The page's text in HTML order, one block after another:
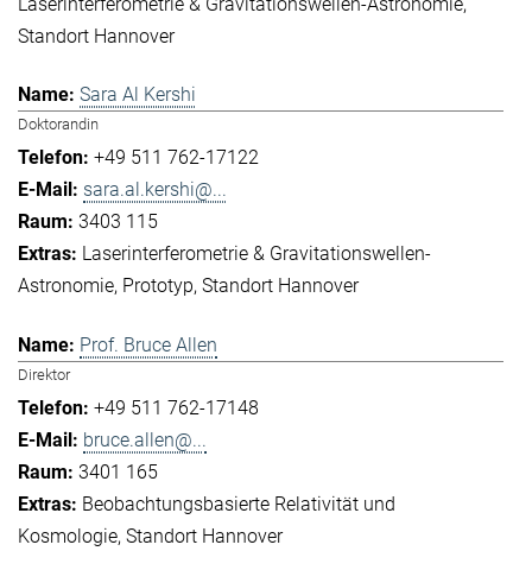
Standort Hannover
Sara Al Kershi
Doktorandin
+49 511 762-17122
sara.al.kershi@...
3403 115
Laserinterferometrie & Gravitationswellen-
Astronomie Prototyp Standort Hannover
Prof. Bruce Allen
Direktor
+49 511 762-17148
bruce.allen@...
3401 165
Beobachtungsbasierte Relativität und
Kosmologie Standort Hannover